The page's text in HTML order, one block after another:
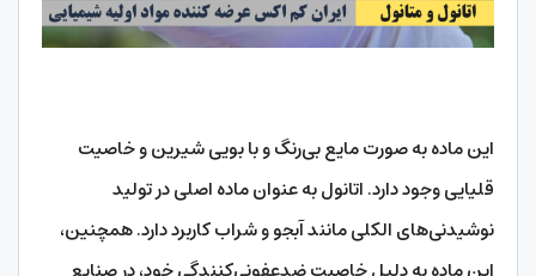
این ماده به صورت مایع بی‌رنگ و با بویی شیرین و خاصیت
قلیایی وجود دارد. اتانول به عنوان ماده اصلی در تولید
نوشیدنی‌های الکلی مانند آبجو و شراب کاربرد دارد. همچنین،